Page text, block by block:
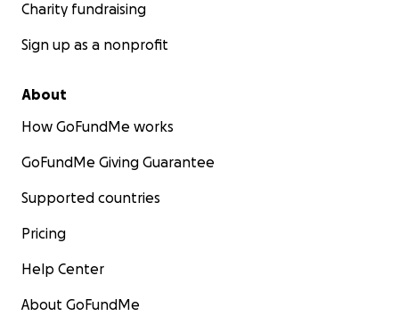
Charity fundraising
Sign up as a nonprofit
About
How GoFundMe works
GoFundMe Giving Guarantee
Supported countries
Pricing
Help Center
About GoFundMe